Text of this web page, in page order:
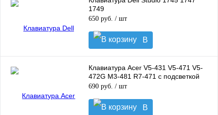
1749
650 руб. / шт
В
корзину
Клавиатура Acer V5-431 V5-471 V5-
472G M3-481 R7-471 с подсветкой
690 руб. / шт
В